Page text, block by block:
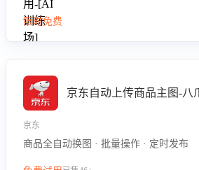
售后处理等全场景，消除复杂部署流程，
间，助力企业快速启动智能客服训练
限时免费
京东自动上传商品主图-八
京东
商品全自动换图 · 批量操作 · 定时发布